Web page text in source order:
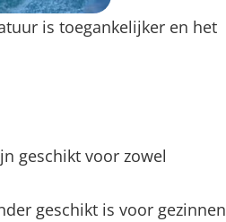
is toegankelijker en het
geschikt voor zowel
geschikt is voor gezinnen